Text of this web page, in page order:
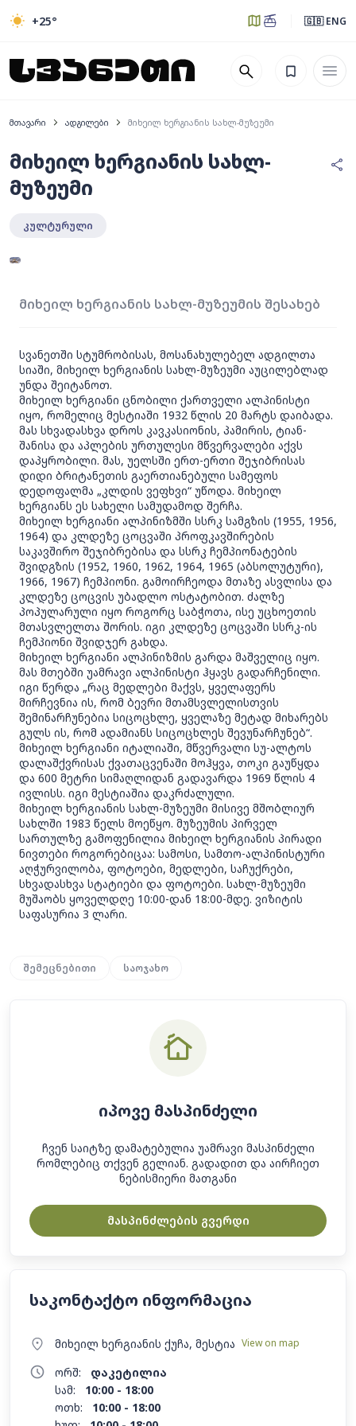
+25° 🇬🇧 ENG
მთავარი ადგილები მიხეილ ხერგიანის სახლ-მუზეუმი
მიხეილ ხერგიანის სახლ-
მუზეუმი
კულტურული
მიხეილ ხერგიანის სახლ-მუზეუმის შესახებ
სვანეთში სტუმრობისას, მოსანახულებელ ადგილთა
სიაში, მიხეილ ხერგიანის სახლ-მუზეუმი აუცილებლად
უნდა შეიტანოთ.
მიხეილ ხერგიანი ცნობილი ქართველი ალპინისტი
იყო, რომელიც მესტიაში 1932 წლის 20 მარტს დაიბადა.
მას სხვადასხვა დროს კავკასიონის, პამირის, ტიან-
შანისა და აპლების ურთულესი მწვერვალები აქვს
დაპყრობილი. მას, უელსში ერთ-ერთი შეჯიბრისას
დიდი ბრიტანეთის გაერთიანებული სამეფოს
დედოფალმა „კლდის ვეფხვი“ უწოდა. მიხეილ
ხერგიანს ეს სახელი სამუდამოდ შერჩა.
მიხეილ ხერგიანი ალპინიზმში სსრკ სამგზის (1955, 1956,
1964) და კლდეზე ცოცვაში პროფკავშირების
საკავშირო შეჯიბრებისა და სსრკ ჩემპიონატების
შვიდგზის (1952, 1960, 1962, 1964, 1965 (აბსოლუტური),
1966, 1967) ჩემპიონი. გამოირჩეოდა მთაზე ასვლისა და
კლდეზე ცოცვის უბადლო ოსტატობით. ძალზე
პოპულარული იყო როგორც საბჭოთა, ისე უცხოეთის
მთასვლელთა შორის. იგი კლდეზე ცოცვაში სსრკ-ის
ჩემპიონი შვიდჯერ გახდა.
მიხეილ ხერგიანი ალპინიზმის გარდა მაშველიც იყო.
მას მთებში უამრავი ალპინისტი ჰყავს გადარჩენილი.
იგი წერდა „რაც მედლები მაქვს, ყველაფერს
მირჩევნია ის, რომ ბევრი მთამსვლელისთვის
შემინარჩუნებია სიცოცხლე, ყველაზე მეტად მიხარებს
გულს ის, რომ ადამიანს სიცოცხლეს შევუნარჩუნებ“.
მიხეილ ხერგიანი იტალიაში, მწვერვალი სუ-ალტოს
დალაშქვრისას ქვათაცვენაში მოჰყვა, თოკი გაუწყდა
და 600 მეტრი სიმაღლიდან გადავარდა 1969 წლის 4
ივლისს. იგი მესტიაშია დაკრძალული.
მიხეილ ხერგიანის სახლ-მუზეუმი მისივე მშობლიურ
სახლში 1983 წელს მოეწყო. მუზეუმის პირველ
სართულზე გამოფენილია მიხეილ ხერგიანის პირადი
ნივთები როგორებიცაა: სამოსი, სამთო-ალპინისტური
აღჭურვილობა, ფოტოები, მედლები, საჩუქრები,
სხვადასხვა სტატიები და ფოტოები. სახლ-მუზეუმი
მუშაობს ყოველდღე 10:00-დან 18:00-მდე. ვიზიტის
საფასურია 3 ლარი.
შემეცნებითი საოჯახო
იპოვე მასპინძელი
ჩვენ საიტზე დამატებულია უამრავი მასპინძელი
რომლებიც თქვენ გელიან. გადადით და აირჩიეთ
ნებისმიერი მათგანი
მასპინძლების გვერდი
საკონტაქტო ინფორმაცია
მიხეილ ხერგიანის ქუჩა, მესტია View on map
ორშ:
დაკეტილია
სამ:
10:00 - 18:00
ოთხ:
10:00 - 18:00